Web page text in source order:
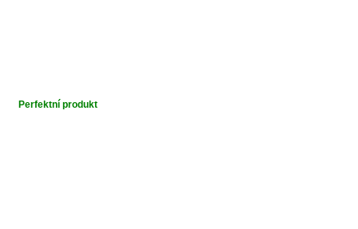
Perfektní produkt